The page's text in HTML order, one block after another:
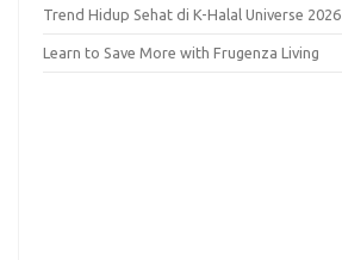
Trend Hidup Sehat di K-Halal Universe 2026
Learn to Save More with Frugenza Living